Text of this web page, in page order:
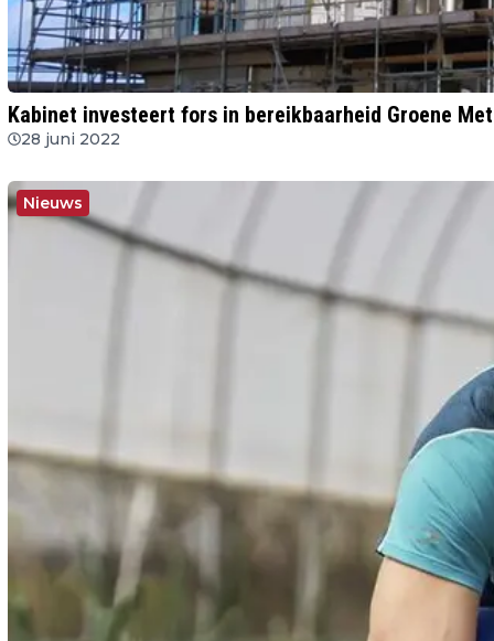
Kabinet investeert fors in bereikbaarheid Groene
28 juni 2022
Nieuws